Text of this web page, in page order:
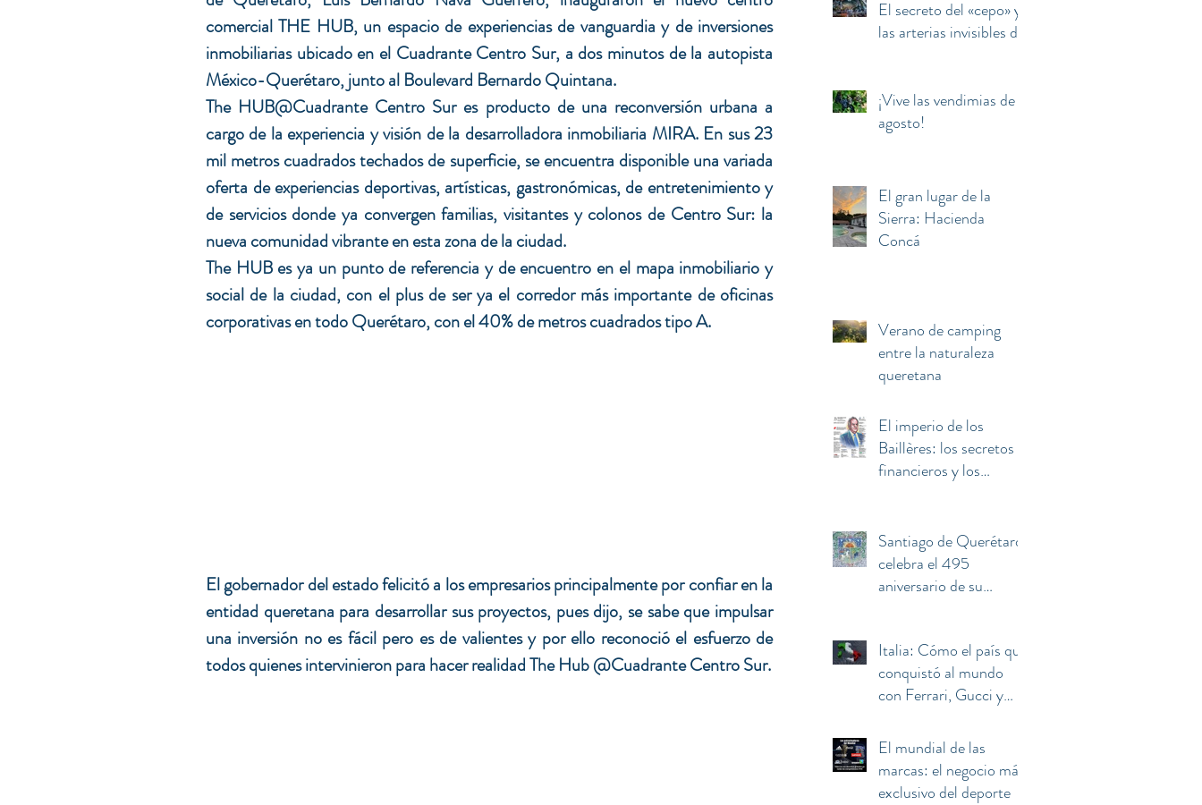
comercial THE HUB, un espacio de experiencias de vanguardia y de inversiones
inmobiliarias ubicado en el Cuadrante Centro Sur, a dos minutos de la autopista
México-Querétaro, junto al Boulevard Bernardo Quintana.
The HUB@Cuadrante Centro Sur es producto de una reconversión urbana a
cargo de la experiencia y visión de la desarrolladora inmobiliaria MIRA. En sus 23
mil metros cuadrados techados de superficie, se encuentra disponible una variada
oferta de experiencias deportivas, artísticas, gastronómicas, de entretenimiento y
de servicios donde ya convergen familias, visitantes y colonos de Centro Sur: la
nueva comunidad vibrante en esta zona de la ciudad.
The HUB es ya un punto de referencia y de encuentro en el mapa inmobiliario y
social de la ciudad, con el plus de ser ya el corredor más importante de oficinas
corporativas en todo Querétaro, con el 40% de metros cuadrados tipo A.
El gobernador del estado felicitó a los empresarios principalmente por confiar en la
entidad queretana para desarrollar sus proyectos, pues dijo, se sabe que impulsar
una inversión no es fácil pero es de valientes y por ello reconoció el esfuerzo de
todos quienes intervinieron para hacer realidad The Hub @Cuadrante Centro Sur.
El secreto del «cepo» y
las arterias invisibles de
¡Vive las vendimias de
agosto!
El gran lugar de la
Sierra: Hacienda
Concá
Verano de camping
entre la naturaleza
queretana
El imperio de los
Baillères: los secretos
financieros y los
El Palacio de Hierro
Santiago de Querétaro
celebra el 495
aniversario de su
Italia: Cómo el país que
conquistó al mundo
con Ferrari, Gucci y
atrapado entre el euro,
Berlusconi y China
El mundial de las
marcas: el negocio más
exclusivo del deporte